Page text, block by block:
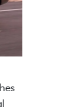
para lá de